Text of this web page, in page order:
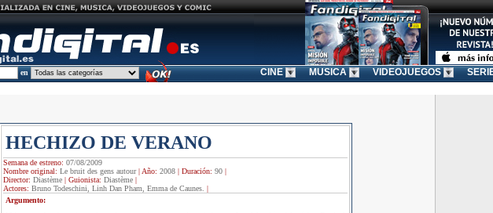
en CINE MUSICA VIDEOJUEGOS
HECHIZO DE VERANO
Semana de estreno: 07/08/2009
Nombre original: Le bruit des gens autour| Año: 2008| Duración: 90|
Director: Diastème| Guionista: Diastème|
Actores: Bruno Todeschini, Linh Dan Pham, Emma de Caunes. |
Argumento: